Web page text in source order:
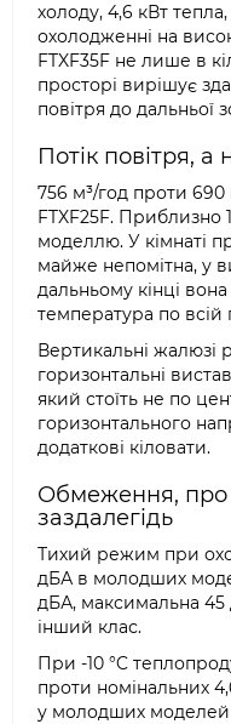
холоду, 4,6 кВт
охолодженні на
FTXF35F не лише в
просторі вирішує
повітря до дальньої
Потік повітря, а
756 м³/год проти 690
FTXF25F. Приблизно
моделлю. У кімнаті
майже непомітна, у
дальньому кінці
температура по всій
Вертикальні жалюзі
горизонтальні
який стоїть не по
горизонтального
додаткові кіловати.
Обмеження, про
заздалегідь
Тихий режим при
дБА в молодших
дБА, максимальна 45
інший клас.
При -10 °C
проти номінальних
у молодших моделей